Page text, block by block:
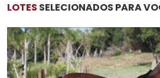
LOTES SELECIONADOS PARA